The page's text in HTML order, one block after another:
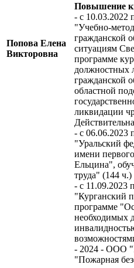
Попова Елена
Викторовна
Повышение
- с
"Учебно-
гражданской
ситуациям
программе
должностных
гражданской
областной
ликвидации
- c
"Уральский
имени
Ельцина",
труда" (144 ч.)
- c 11.09.2023
"Курганский
программе
необходимых
- 2024 - ООО
"Пожарная